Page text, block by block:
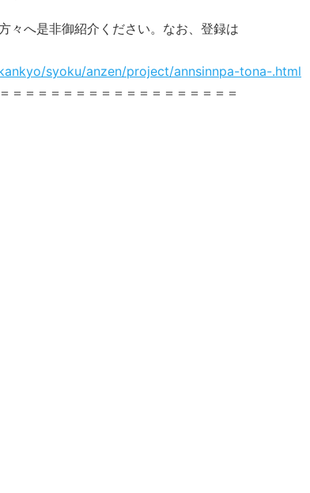
々へ是非御紹介ください。なお、登録は
syoku/anzen/project/annsinnpa-tona-.html
＝＝＝＝＝＝＝＝＝＝＝＝＝＝＝＝＝＝